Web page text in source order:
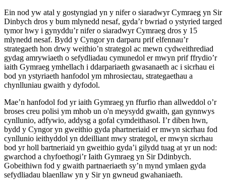
Ein nod yw atal y gostyngiad yn y nifer o siaradwyr Cymraeg yn Sir
Dinbych dros y bum mlynedd nesaf, gyda’r bwriad o ystyried targed
tymor hwy i gynyddu’r nifer o siaradwyr Cymraeg dros y 15
mlynedd nesaf. Bydd y Cyngor yn darparu prif elfennau’r
strategaeth hon drwy weithio’n strategol ac mewn cydweithrediad
gydag amrywiaeth o sefydliadau cymunedol er mwyn prif ffrydio’r
iaith Gymraeg ymhellach i ddarpariaeth gwasanaeth ac i sicrhau ei
bod yn ystyriaeth hanfodol ym mhrosiectau, strategaethau a
chynlluniau gwaith y dyfodol.
Mae’n hanfodol fod yr iaith Gymraeg yn ffurfio rhan allweddol o’r
broses creu polisi ym mhob un o'n meysydd gwaith, gan gynnwys
cynllunio, adfywio, addysg a gofal cymdeithasol. I’r diben hwn,
bydd y Cyngor yn gweithio gyda phartneriaid er mwyn sicrhau fod
cynllunio ieithyddol yn ddeilliant mwy strategol, er mwyn sicrhau
bod yr holl bartneriaid yn gweithio gyda’i gilydd tuag at yr un nod:
gwarchod a chyfoethogi’r Iaith Gymraeg yn Sir Ddinbych.
Gobeithiwn fod y gwaith partnaeriaeth sy’n mynd ymlaen gyda
sefydliadau blaenllaw yn y Sir yn gwneud gwahaniaeth.